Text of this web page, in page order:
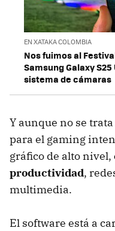
EN XATAKA COLOMBIA
Nos fuimos al
Samsung Galaxy
sistema de cámaras
Y aunque no se
para el gaming
gráfico de alto nivel,
productividad,
multimedia.
El software está a